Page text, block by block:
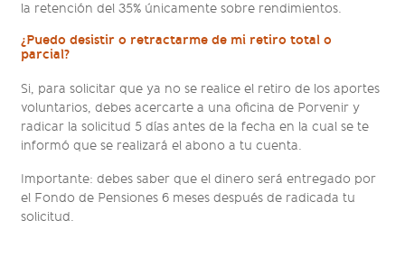
la retención del 35% únicamente sobre rendimientos.
¿Puedo desistir o retractarme de mi retiro total o
parcial?
Si, para solicitar que ya no se realice el retiro de los aportes
voluntarios, debes acercarte a una oficina de Porvenir y
radicar la solicitud 5 días antes de la fecha en la cual se te
informó que se realizará el abono a tu cuenta.
Importante: debes saber que el dinero será entregado por
el Fondo de Pensiones 6 meses después de radicada tu
solicitud.